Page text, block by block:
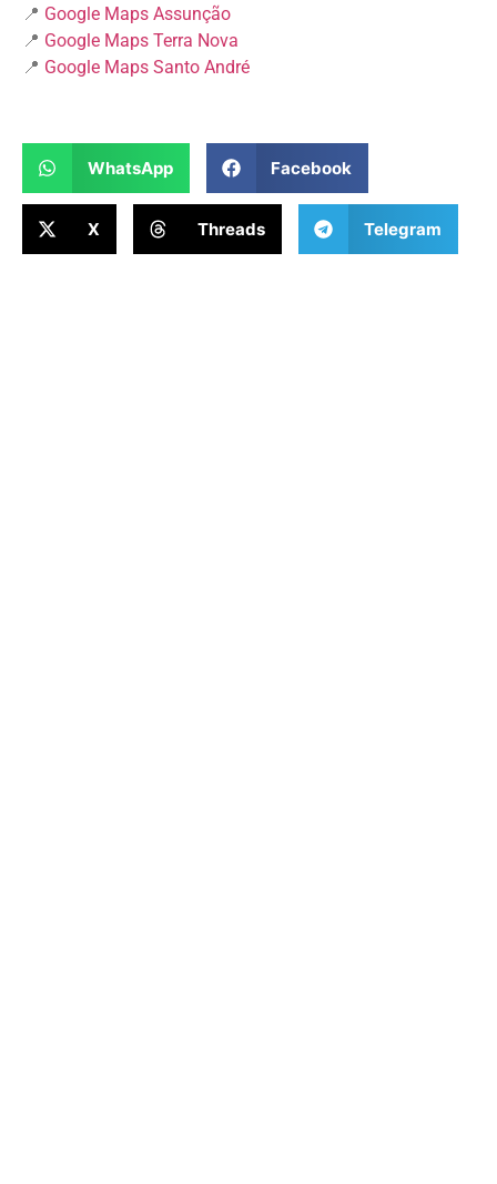
📍 Google Maps Assunção
📍 Google Maps Terra Nova
📍 Google Maps Santo André
WhatsApp Facebook
X Threads Telegram